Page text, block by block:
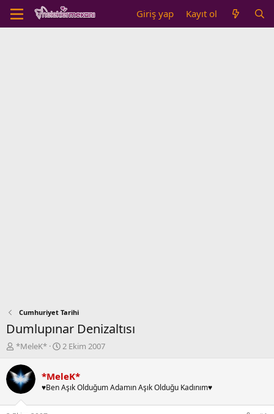
Giriş yap Kayıt ol
Cumhuriyet Tarihi
Dumlupınar Denizaltısı
K
n
b
u
y
u
*MeleK*
B
l
a
2 Ekim 2007
*MeleK*
♥Ben Aşık Olduğum Adamın Aşık Olduğu Kadınım♥